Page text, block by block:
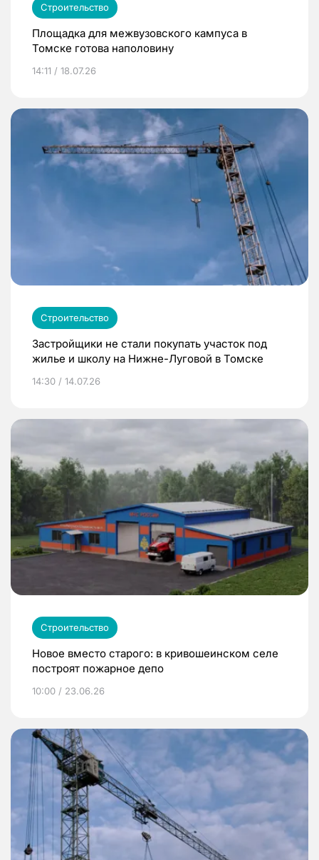
Строительство
Площадка для межвузовского кампуса в
Томске готова наполовину
14:11 / 18.07.26
Строительство
Застройщики не стали покупать участок под
жилье и школу на Нижне-Луговой в Томске
14:30 / 14.07.26
Строительство
Новое вместо старого: в кривошеинском селе
построят пожарное депо
10:00 / 23.06.26